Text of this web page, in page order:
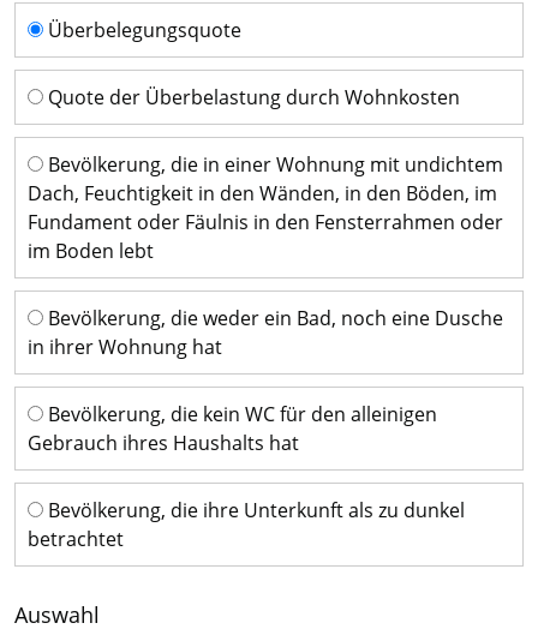
Zeitreihen
Überbelegungsquote
Quote der Überbelastung durch Wohnkosten
Bevölkerung, die in einer Wohnung mit undichtem
Dach, Feuchtigkeit in den Wänden, in den Böden, im
Fundament oder Fäulnis in den Fensterrahmen oder
im Boden lebt
Bevölkerung, die weder ein Bad, noch eine Dusche
in ihrer Wohnung hat
Bevölkerung, die kein WC für den alleinigen
Gebrauch ihres Haushalts hat
Bevölkerung, die ihre Unterkunft als zu dunkel
betrachtet
Auswahl